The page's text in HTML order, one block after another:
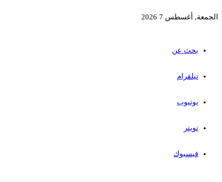
الجمعة, أغسطس 7 2026
بحث عن
تيلقرام
يوتيوب
تويتر
فيسبوك